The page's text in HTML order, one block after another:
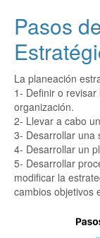
Pasos
La planeación
1- Definir o
organización.
2- Llevar a cabo
3- Desarrollar una
4- Desarrollar un
5- Desarrollar
modificar la
cambios objetivos